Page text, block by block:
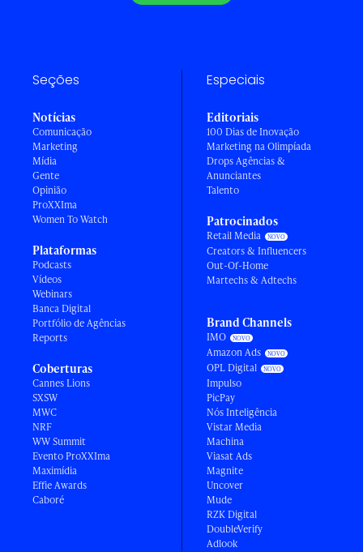
Seções
Notícias
Comunicação
Marketing
Mídia
Gente
Opinião
ProXXIma
Women To Watch
Plataformas
Podcasts
Vídeos
Webinars
Banca Digital
Portfólio de Agências
Reports
Coberturas
Cannes Lions
SXSW
MWC
NRF
WW Summit
Evento ProXXIma
Maximídia
Effie Awards
Caboré
Especiais
Editoriais
100 Dias de Inovação
Marketing na Olimpíada
Drops Agências &
Anunciantes
Talento
Patrocinados
Retail Media
Creators & Influencers
Out-Of-Home
Martechs & Adtechs
Brand Channels
IMO
Amazon Ads
OPL Digital
Impulso
PicPay
Nós Inteligência
Vistar Media
Machina
Viasat Ads
Magnite
Uncover
Mude
RZK Digital
DoubleVerify
Adlook